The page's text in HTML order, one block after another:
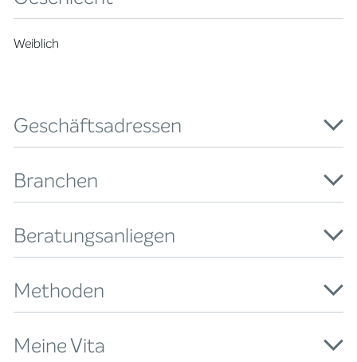
Weiblich
Geschäftsadressen
Branchen
Beratungsanliegen
Methoden
Meine Vita